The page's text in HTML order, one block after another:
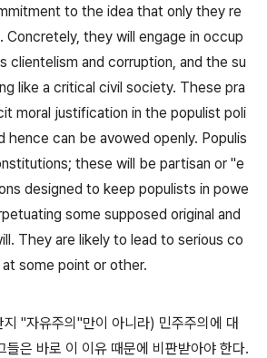
to the idea that only they re
they will engage in occup
clientelism and corruption, and the su
like a critical civil society. These pra
moral justification in the populist poli
hence can be avowed openly. Populis
these will be partisan or "e
designed to keep populists in powe
some supposed original and
They are likely to lead to serious co
some point or other.
"자유주의"만이 아니라) 민주주의에 대
들은 바로 이 이유 때문에 비판받아야 한다.